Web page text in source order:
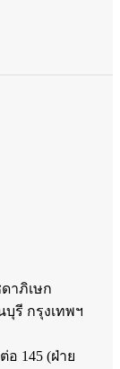
ดาภิเษก
รี กรุงเทพฯ
ต่อ 145 (ฝ่าย